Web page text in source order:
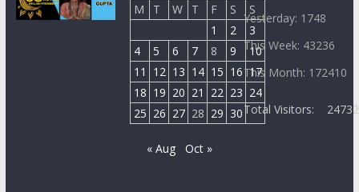
M
T W T F S
S
1
2
3
4
5 6 7 8 9
10
11
12 13 14 15 16 17
18 19 20 21 22 23 24
25 26 27 28 29 30
« Aug Oct »
Yesterday: 1748
This Week: 43236
This Month: 172410
Total Visitors: